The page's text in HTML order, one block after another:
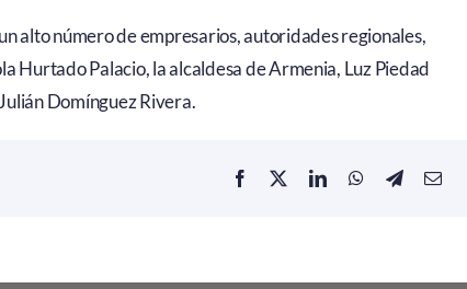
alto número de empresarios, autoridades regionales,
Hurtado Palacio, la alcaldesa de Armenia, Luz Piedad
Domínguez Rivera.